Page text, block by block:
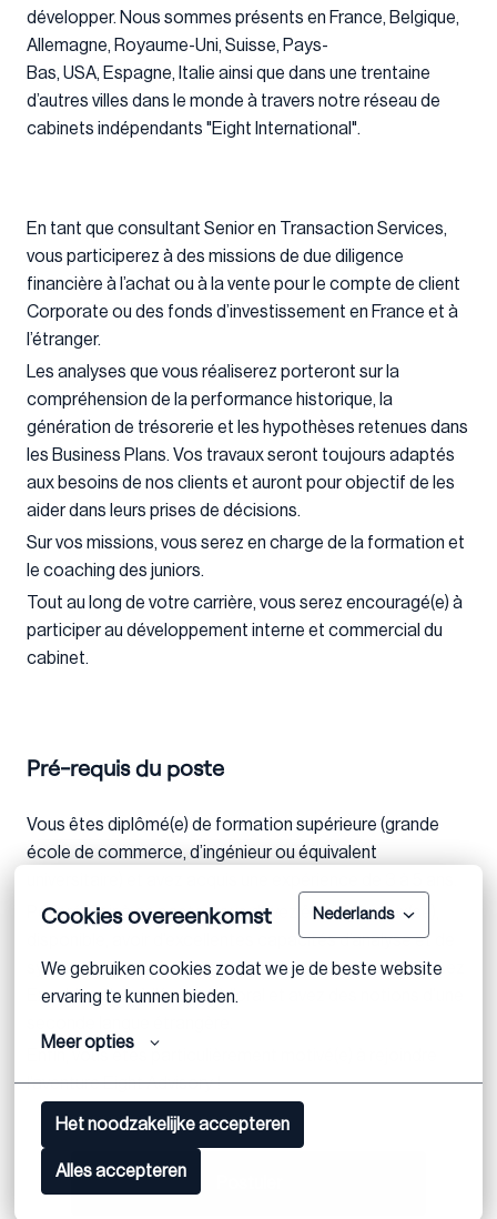
Cookies overeenkomst Nederlands
We gebruiken cookies zodat we je de beste website
ervaring te kunnen bieden.
Meer opties
Het noodzakelijke accepteren
Alles accepteren
développer. Nous sommes présents en France, Belgique,
Allemagne, Royaume-Uni, Suisse, Pays-
Bas, USA, Espagne, Italie ainsi que dans une trentaine
d’autres villes dans le monde à travers notre réseau de
cabinets indépendants "Eight International".
En tant que consultant Senior en Transaction Services,
vous participerez à des missions de due diligence
financière à l’achat ou à la vente pour le compte de client
Corporate ou des fonds d’investissement en France et à
l’étranger.
Les analyses que vous réaliserez porteront sur la
compréhension de la performance historique, la
génération de trésorerie et les hypothèses retenues dans
les Business Plans. Vos travaux seront toujours adaptés
aux besoins de nos clients et auront pour objectif de les
aider dans leurs prises de décisions.
Sur vos missions, vous serez en charge de la formation et
le coaching des juniors.
Tout au long de votre carrière, vous serez encouragé(e) à
participer au développement interne et commercial du
cabinet.
Pré-requis du poste
Vous êtes diplômé(e) de formation supérieure (grande
école de commerce, d’ingénieur ou équivalent
Pour réussir à ce poste, vous devez être rigoureux(se),
disponible, avoir d’excellentes capacités d’analyse et de
synthèse et appréciez travailler en équipe. Vous maitrisez
Excel, l’anglais à l’écrit et à l’oral et avez des notions d’une
Enfin, vous êtes particulièrement motivé(e) à rejoindre
l’aventure Eight Advisory !